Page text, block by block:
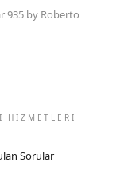
935 by Roberto
HİZMETLERİ
Sorular